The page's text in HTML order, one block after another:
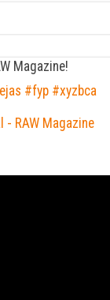
Magazine!
#fyp #xyzbca
RAW Magazine